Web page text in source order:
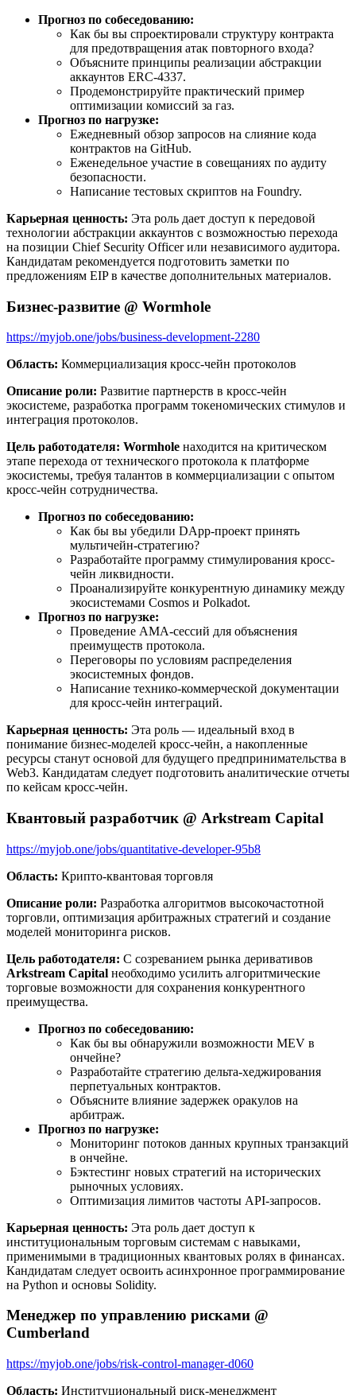
Прогноз по собеседованию:
Как бы вы спроектировали структуру контракта
для предотвращения атак повторного входа?
Объясните принципы реализации абстракции
аккаунтов ERC-4337.
Продемонстрируйте практический пример
оптимизации комиссий за газ.
Прогноз по нагрузке:
Ежедневный обзор запросов на слияние кода
контрактов на GitHub.
Еженедельное участие в совещаниях по аудиту
безопасности.
Написание тестовых скриптов на Foundry.
Карьерная ценность: Эта роль дает доступ к передовой
технологии абстракции аккаунтов с возможностью перехода
на позиции Chief Security Officer или независимого аудитора.
Кандидатам рекомендуется подготовить заметки по
предложениям EIP в качестве дополнительных материалов.
Бизнес-развитие @ Wormhole
https://myjob.one/jobs/business-development-2280
Область: Коммерциализация кросс-чейн протоколов
Описание роли: Развитие партнерств в кросс-чейн
экосистеме, разработка программ токеномических стимулов и
интеграция протоколов.
Цель работодателя: Wormhole находится на критическом
этапе перехода от технического протокола к платформе
экосистемы, требуя талантов в коммерциализации с опытом
кросс-чейн сотрудничества.
Прогноз по собеседованию:
Как бы вы убедили DApp-проект принять
мультичейн-стратегию?
Разработайте программу стимулирования кросс-
чейн ликвидности.
Проанализируйте конкурентную динамику между
экосистемами Cosmos и Polkadot.
Прогноз по нагрузке:
Проведение AMA-сессий для объяснения
преимуществ протокола.
Переговоры по условиям распределения
экосистемных фондов.
Написание технико-коммерческой документации
для кросс-чейн интеграций.
Карьерная ценность: Эта роль — идеальный вход в
понимание бизнес-моделей кросс-чейн, а накопленные
ресурсы станут основой для будущего предпринимательства в
Web3. Кандидатам следует подготовить аналитические отчеты
по кейсам кросс-чейн.
Квантовый разработчик @ Arkstream Capital
https://myjob.one/jobs/quantitative-developer-95b8
Область: Крипто-квантовая торговля
Описание роли: Разработка алгоритмов высокочастотной
торговли, оптимизация арбитражных стратегий и создание
моделей мониторинга рисков.
Цель работодателя: С созреванием рынка деривативов
Arkstream Capital необходимо усилить алгоритмические
торговые возможности для сохранения конкурентного
преимущества.
Прогноз по собеседованию:
Как бы вы обнаружили возможности MEV в
ончейне?
Разработайте стратегию дельта-хеджирования
перпетуальных контрактов.
Объясните влияние задержек оракулов на
арбитраж.
Прогноз по нагрузке:
Мониторинг потоков данных крупных транзакций
в ончейне.
Бэктестинг новых стратегий на исторических
рыночных условиях.
Оптимизация лимитов частоты API-запросов.
Карьерная ценность: Эта роль дает доступ к
институциональным торговым системам с навыками,
применимыми в традиционных квантовых ролях в финансах.
Кандидатам следует освоить асинхронное программирование
на Python и основы Solidity.
Менеджер по управлению рисками @
Cumberland
https://myjob.one/jobs/risk-control-manager-d060
Область: Институциональный риск-менеджмент